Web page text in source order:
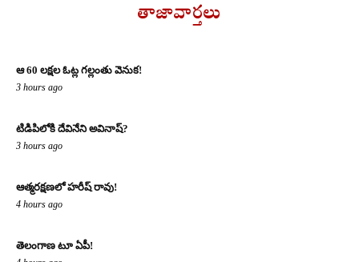
తాజావార్తలు
ఆ 60 లక్షల ఓట్ల గల్లంతు వెనుక!
3 hours ago
టిడిపిలోకి దేవినేని అవినాష్?
3 hours ago
ఆత్మరక్షణలో హరీష్ రావు!
4 hours ago
తెలంగాణ టూ ఏపీ!